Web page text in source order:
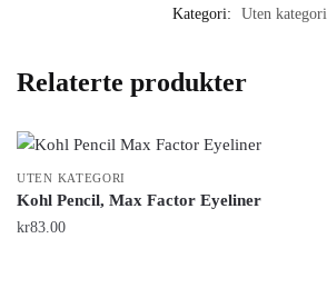
Kategori:
Uten kategori
Relaterte produkter
UTEN KATEGORI
Kohl Pencil, Max Factor Eyeliner
kr83.00